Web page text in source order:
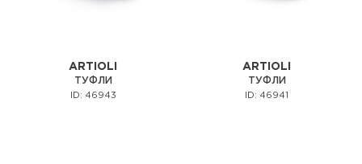
ARTIOLI
ТУФЛИ
ID: 46943
ARTIOLI
ТУФЛИ
ID: 46941